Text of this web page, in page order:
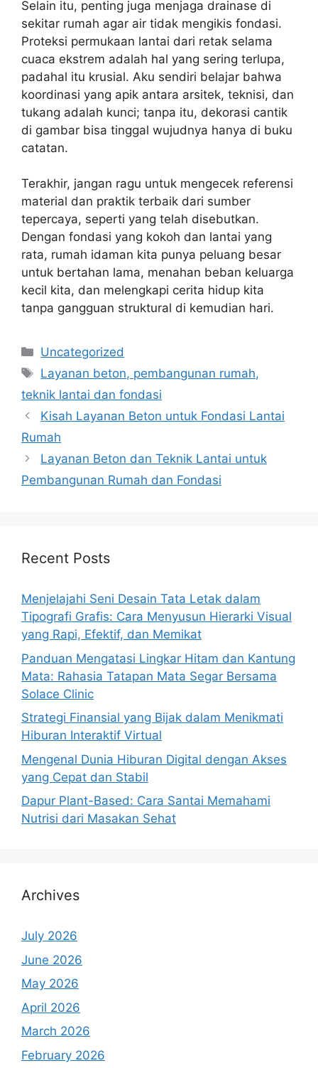
Selain itu, penting juga menjaga drainase di
sekitar rumah agar air tidak mengikis fondasi.
Proteksi permukaan lantai dari retak selama
cuaca ekstrem adalah hal yang sering terlupa,
padahal itu krusial. Aku sendiri belajar bahwa
koordinasi yang apik antara arsitek, teknisi, dan
tukang adalah kunci; tanpa itu, dekorasi cantik
di gambar bisa tinggal wujudnya hanya di buku
catatan.
Terakhir, jangan ragu untuk mengecek referensi
material dan praktik terbaik dari sumber
tepercaya, seperti yang telah disebutkan.
Dengan fondasi yang kokoh dan lantai yang
rata, rumah idaman kita punya peluang besar
untuk bertahan lama, menahan beban keluarga
kecil kita, dan melengkapi cerita hidup kita
tanpa gangguan struktural di kemudian hari.
Categories
Uncategorized
Tags
Layanan beton, pembangunan rumah,
teknik lantai dan fondasi
Kisah Layanan Beton untuk Fondasi Lantai
Rumah
Layanan Beton dan Teknik Lantai untuk
Pembangunan Rumah dan Fondasi
Recent Posts
Menjelajahi Seni Desain Tata Letak dalam
Tipografi Grafis: Cara Menyusun Hierarki Visual
yang Rapi, Efektif, dan Memikat
Panduan Mengatasi Lingkar Hitam dan Kantung
Mata: Rahasia Tatapan Mata Segar Bersama
Solace Clinic
Strategi Finansial yang Bijak dalam Menikmati
Hiburan Interaktif Virtual
Mengenal Dunia Hiburan Digital dengan Akses
yang Cepat dan Stabil
Dapur Plant-Based: Cara Santai Memahami
Nutrisi dari Masakan Sehat
Archives
July 2026
June 2026
May 2026
April 2026
March 2026
February 2026